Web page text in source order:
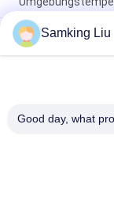
Citimax D6 Modell
4,5-5,5 Meter
Fahrzeug
Carrier Transicold
Samking Liu
Good day, what